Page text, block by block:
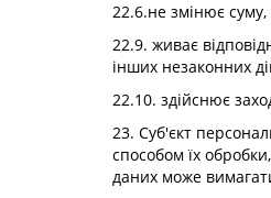
22.6.не змінює суму,
22.9. живає
інших незаконних
22.10. здійснює
23. Суб'єкт
способом їх
даних може